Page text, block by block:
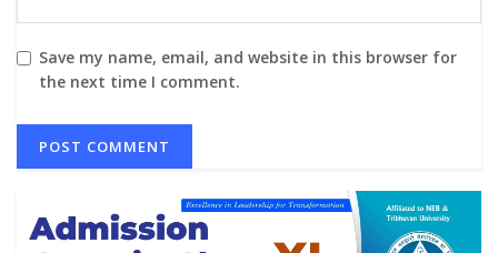
Save my name, email, and website in this browser for
the next time I comment.